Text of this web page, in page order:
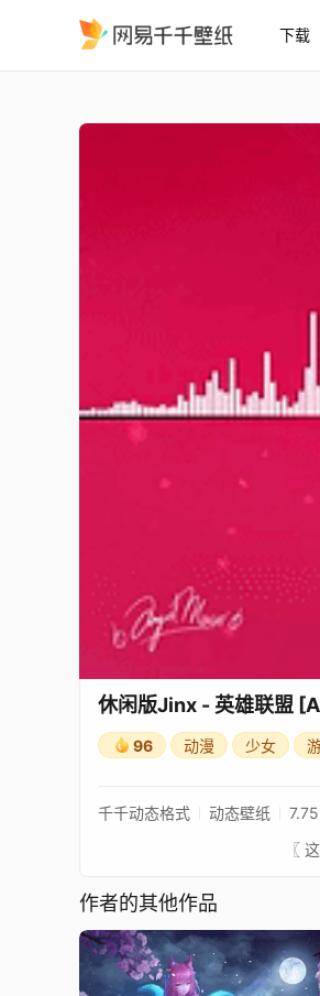
下载
休闲版Jinx - 英雄联盟
96 动漫 少女
千千动态格式 动态壁纸
作者的其他作品